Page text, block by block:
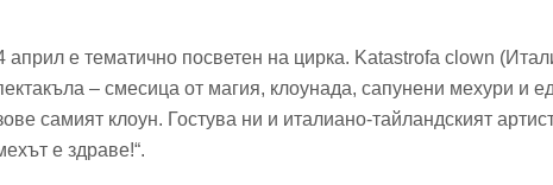
април е тематично посветен на цирка. Katastrofa clown
– смесица от магия, клоунада, сапунени мехури и
самият клоун. Гостува ни и италиано-тайландският
е здраве!“.